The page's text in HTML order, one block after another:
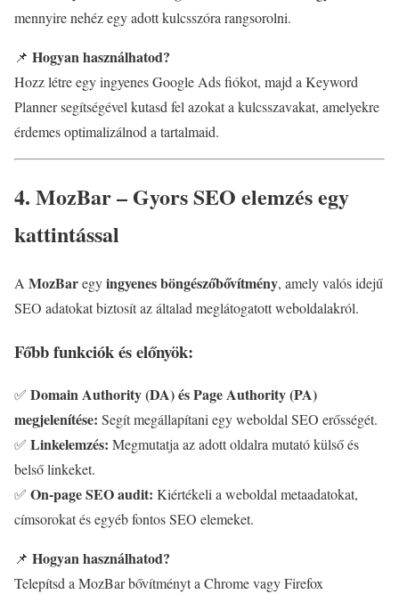
mennyire nehéz egy adott kulcsszóra rangsorolni.
📌 Hogyan használhatod?
Hozz létre egy ingyenes Google Ads fiókot, majd a Keyword
Planner segítségével kutasd fel azokat a kulcsszavakat, amelyekre
érdemes optimalizálnod a tartalmaid.
4. MozBar – Gyors SEO elemzés egy
kattintással
A MozBaregyingyenes böngészőbővítmény, amely valós idejű
SEO adatokat biztosít az általad meglátogatott weboldalakról.
Főbb funkciók és előnyök:
✅ Domain Authority (DA) és Page Authority (PA)
megjelenítése: Segít megállapítani egy weboldal SEO erősségét.
✅ Linkelemzés: Megmutatja az adott oldalra mutató külső és
belső linkeket.
✅ On-page SEO audit: Kiértékeli a weboldal metaadatokat,
címsorokat és egyéb fontos SEO elemeket.
📌 Hogyan használhatod?
Telepítsd a MozBar bővítményt a Chrome vagy Firefox